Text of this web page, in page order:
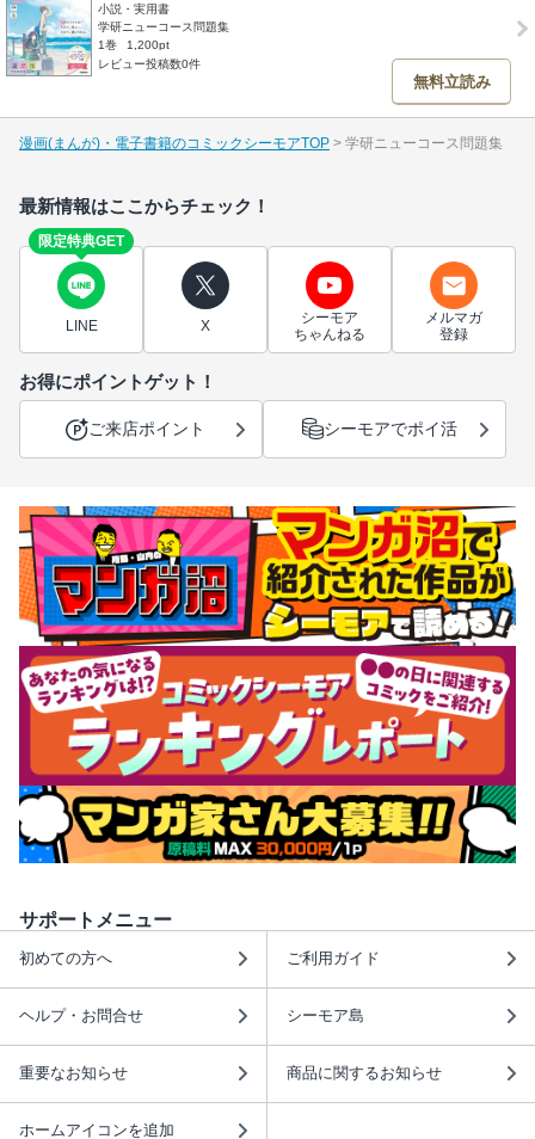
小説・実用書
学研ニューコース問題集
1巻
1,200pt
レビュー投稿数0件
無料立読み
漫画(まんが)・電子書籍のコミックシーモアTOP 学研ニューコース問題集
最新情報はここからチェック！
限定特典GET
LINE X
シーモア
ちゃんねる
メルマガ
登録
お得にポイントゲット！
ご来店ポイント シーモアでポイ活
サポートメニュー
初めての方へ ご利用ガイド
ヘルプ・お問合せ シーモア島
重要なお知らせ 商品に関するお知らせ
ホームアイコンを追加